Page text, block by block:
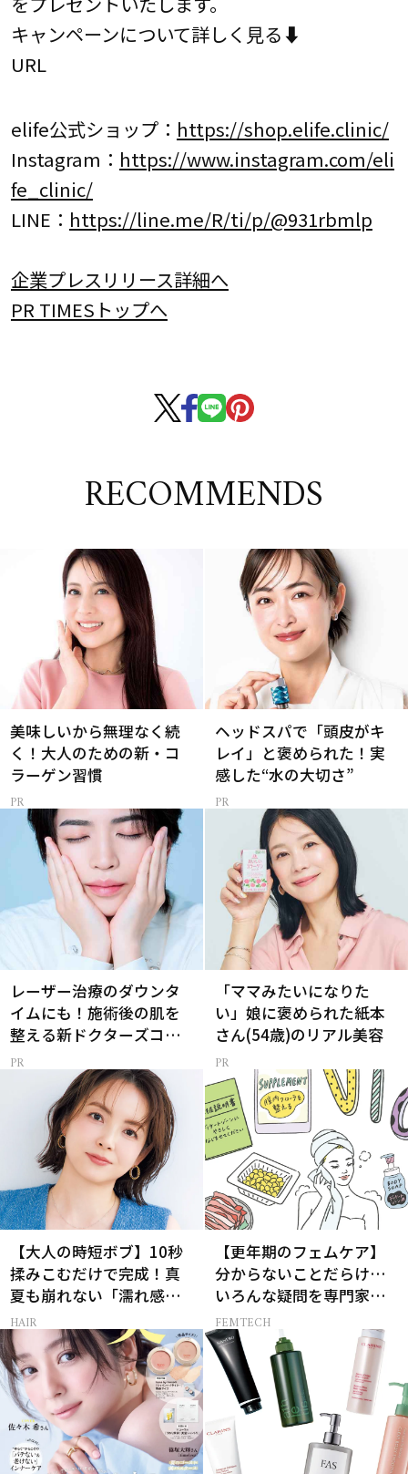
キャンペーンについて詳しく見る⬇︎
URL
elife公式ショップ： https://shop.elife.clinic/
Instagram： https://www.instagram.com/eli
fe_clinic/
LINE： https://line.me/R/ti/p/@931rbmlp
企業プレスリリース詳細へ
PR TIMESトップへ
RECOMMENDS
美味しいから無理なく続
く！大人のための新・コ
ラーゲン習慣
ヘッドスパで「頭皮がキ
レイ」と褒められた！実
感した“水の大切さ”
レーザー治療のダウンタ
イムにも！施術後の肌を
整える新ドクターズコス
メ
「ママみたいになりた
い」娘に褒められた紙本
さん(54歳)のリアル美容
【大人の時短ボブ】10秒
揉みこむだけで完成！真
夏も崩れない「濡れ感ハ
ンサムヘア」
HAIR
【更年期のフェムケア】
分からないことだらけ…
いろんな疑問を専門家に
聞いてみた
FEMTECH